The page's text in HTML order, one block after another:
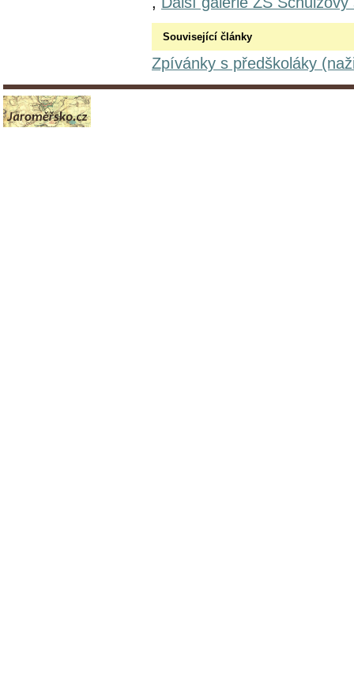
Související články
Zpívánky s předškoláky